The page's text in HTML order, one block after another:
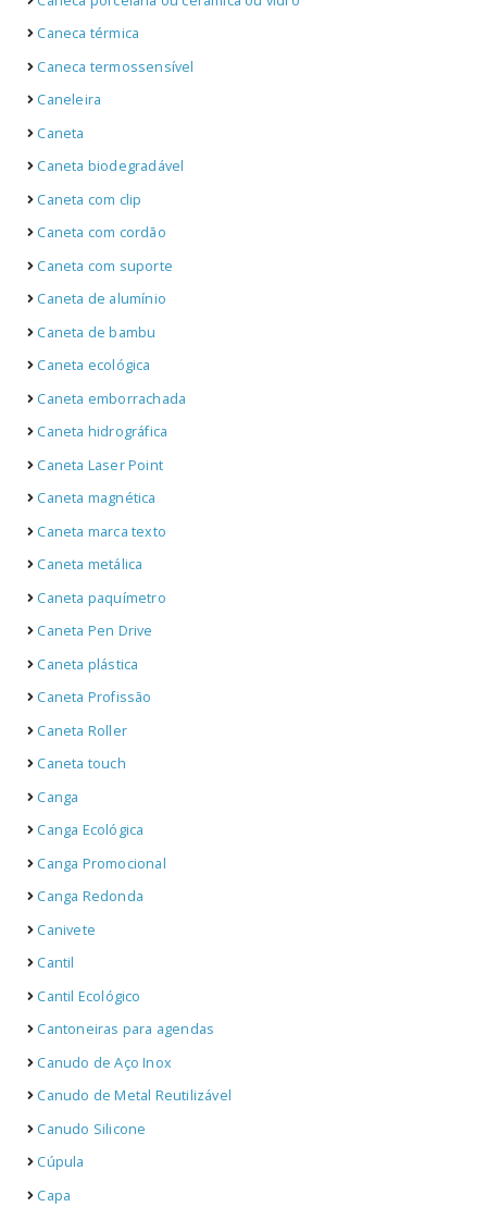
Caneca térmica
Caneca termossensível
Caneleira
Caneta
Caneta biodegradável
Caneta com clip
Caneta com cordão
Caneta com suporte
Caneta de alumínio
Caneta de bambu
Caneta ecológica
Caneta emborrachada
Caneta hidrográfica
Caneta Laser Point
Caneta magnética
Caneta marca texto
Caneta metálica
Caneta paquímetro
Caneta Pen Drive
Caneta plástica
Caneta Profissão
Caneta Roller
Caneta touch
Canga
Canga Ecológica
Canga Promocional
Canga Redonda
Canivete
Cantil
Cantil Ecológico
Cantoneiras para agendas
Canudo de Aço Inox
Canudo de Metal Reutilizável
Canudo Silicone
Cúpula
Capa